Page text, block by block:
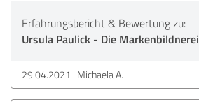
Erfahrungsbericht & Bewertung zu:
Ursula Paulick - Die Markenbildnerei
29.04.2021 Michaela A.